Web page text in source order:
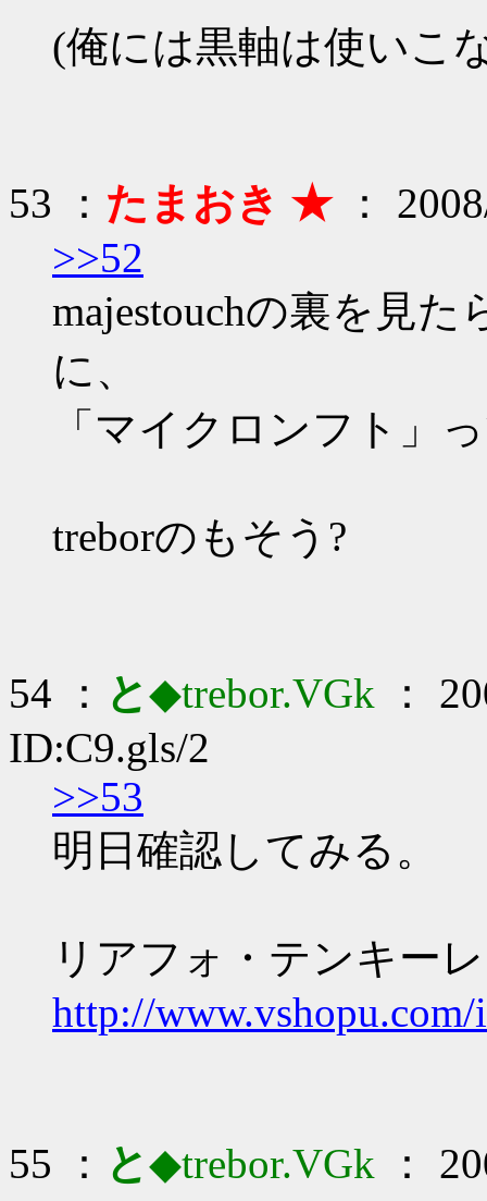
(俺には黒軸は使いこ
53 ： たまおき ★：
>>52
majestouchの裏を見
に、
「マイクロンフト」
treborのもそう?
54 ： と◆trebor.VGk ：
ID:C9.gls/2
>>53
明日確認してみる。
リアフォ・テンキー
http://
55 ： と◆trebor.VGk ：